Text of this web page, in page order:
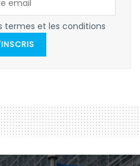
termes et les conditions